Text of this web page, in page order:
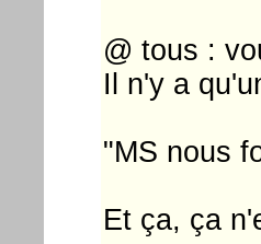
@ tous :
Il n'y a
"MS nous
Et ça, ça